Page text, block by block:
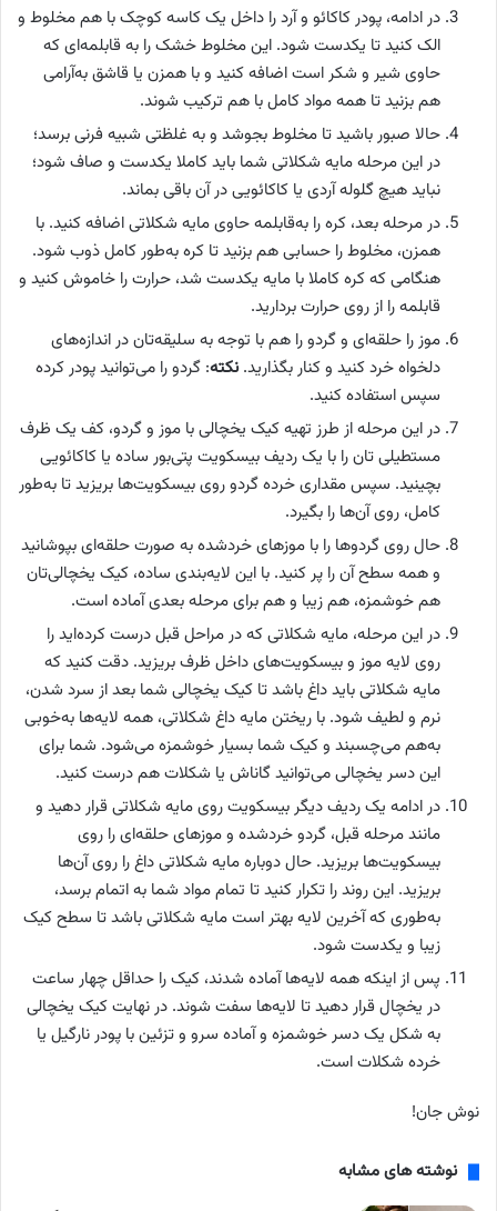
در ادامه، پودر کاکائو و آرد را داخل یک کاسه کوچک با هم مخلوط و
الک کنید تا یکدست شود. این مخلوط خشک را به قابلمه‌ای که
حاوی شیر و شکر است اضافه کنید و با همزن یا قاشق به‌آرامی
هم بزنید تا همه مواد کامل با هم ترکیب شوند.
حالا صبور باشید تا مخلوط بجوشد و به غلظتی شبیه فرنی برسد؛
در این مرحله مایه شکلاتی شما باید کاملا یکدست و صاف شود؛
نباید هیچ گلوله آردی یا کاکائویی در آن باقی بماند.
در مرحله بعد، کره را به‌قابلمه حاوی مایه شکلاتی اضافه کنید. با
همزن، مخلوط را حسابی هم بزنید تا کره به‌طور کامل ذوب شود.
هنگامی که کره کاملا با مایه یکدست شد، حرارت را خاموش کنید و
قابلمه را از روی حرارت بردارید.
موز را حلقه‌ای و گردو را هم با توجه به سلیقه‌تان در اندازه‌های
دلخواه خرد کنید و کنار بگذارید.نکته: گردو را می‌توانید پودر کرده
سپس استفاده کنید.
در این مرحله از طرز تهیه کیک یخچالی با موز و گردو، کف یک ظرف
مستطیلی تان را با یک ردیف بیسکویت پتی‌بور ساده یا کاکائویی
بچینید. سپس مقداری خرده گردو روی بیسکویت‌ها بریزید تا به‌طور
کامل، روی آن‌ها را بگیرد.
حال روی گردوها را با موزهای خرد‌شده به صورت حلقه‌ای بپوشانید
و همه سطح آن را پر کنید. با این لایه‌بندی ساده، کیک یخچالی‌تان
هم خوشمزه، هم زیبا و هم برای مرحله بعدی آماده است.
در این مرحله، مایه شکلاتی که در مراحل قبل درست کرده‌اید را
روی لایه موز و بیسکویت‌های داخل ظرف بریزید. دقت کنید که
مایه شکلاتی باید داغ باشد تا کیک یخچالی شما بعد از سرد شدن،
نرم و لطیف شود. با ریختن مایه داغ شکلاتی، همه لایه‌ها به‌‌خوبی
به‌هم می‌چسبند و کیک شما بسیار خوشمزه می‌شود. شما برای
این دسر یخچالی می‌توانید گاناش یا شکلات هم درست کنید.
در ادامه یک ردیف دیگر بیسکویت روی مایه شکلاتی قرار دهید و
مانند مرحله قبل، گردو خرد‌شده و موزهای حلقه‌ای را روی
بیسکویت‌ها بریزید. حال دوباره مایه شکلاتی داغ را روی آن‌ها
بریزید. این روند را تکرار کنید تا تمام مواد شما به اتمام برسد،
به‌طوری که آخرین لایه بهتر است مایه شکلاتی باشد تا سطح کیک
زیبا و یکدست شود.
پس از اینکه همه لایه‌ها آماده شدند، کیک را حداقل چهار ساعت
در یخچال قرار دهید تا لایه‌ها سفت شوند. در نهایت کیک یخچالی
به شکل یک دسر خوشمزه و آماده سرو و تزئین با پودر نارگیل یا
خرده شکلات است.
نوش جان!
نوشته های مشابه